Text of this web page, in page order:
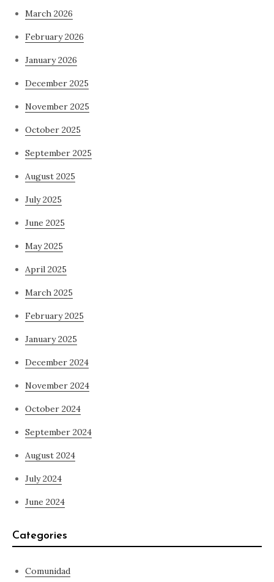
March 2026
February 2026
January 2026
December 2025
November 2025
October 2025
September 2025
August 2025
July 2025
June 2025
May 2025
April 2025
March 2025
February 2025
January 2025
December 2024
November 2024
October 2024
September 2024
August 2024
July 2024
June 2024
Categories
Comunidad